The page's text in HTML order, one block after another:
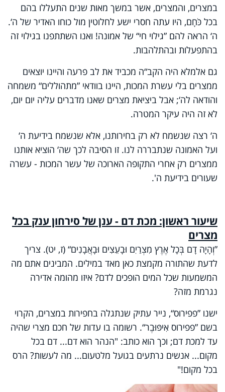
במצרים, והמצרים, אשר במשך מאות שנים התעללו בהם
בכל כֹּחָם, היו עתה חסרי ישע לחלוטין מול כוחו האדיר של ה‘.
ה‘ הראה להם ”גילוי חי“ של אמונה! ואנו השתתפנו בגילוי זה
בהתפעלות ובהתלהבות.
גם אלמלא היה הקב“ה מכביד את לב פרעה והיינו יוצאים
ממצרים בלי עשרת המכות, היינו בוודאי ”מתהוללים“ משמחה
והודאה לה‘; אבל ביציאת מצרים שאנו מדברים עליה יום יום,
לא זה היה עיקר המטרה.
ה‘ רצה שנשמח לא רק בחירותנו, אלא שנשמח בידיעת ה‘
ועל האמונה שנתבררה לנו. זו הסיבה לכך שה‘ הוציא אותנו
ממצרים רק אחרי התקופה הארוכה של עשר המכות - עשרה
שעורים בידיעת ה'.
שיעור ראשון: מכת דם - ענן של סירחון ענק בכל
מצרים
”וְהָיָה דָם בְּכָל אֶרֶץ מִצְרַיִם וּבָעֵצִים וּבָאֲבָנִים“ (ז, יט). צריך
לדעת שהתורה מקמצת כאן מאד במילים. המבינים אתם מה
המשמעות שכל המים הופכים לדם? איזו מהומה אדירה
נגרמת מזה?
ישנו ”פפירוס“, נייר עתיק שנתגלה בחפירות במצרים, הקרוי
בשם ”פפירוס אִיפּוּבֶר“. רשומה בו עדות של חכם מצרי שהיה
עד למכת דם; וכך הוא כותב: "הנהר הוא דם... דם בכל
מקום... אנשים נרתעים בגועל מלטעום... מה לעשות? הרס
בכל מקום!"